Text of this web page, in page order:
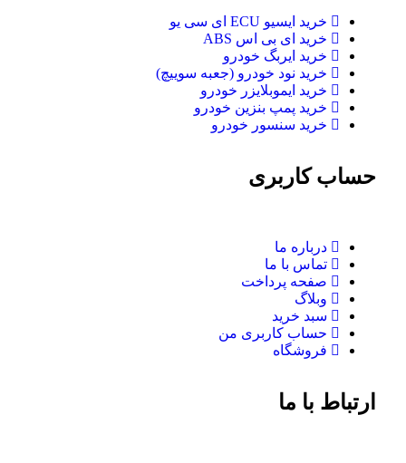
خرید ایسیو ECU ای سی یو
خرید ای بی اس ABS
خرید ایربگ خودرو
خرید نود خودرو (جعبه سوییچ)
خرید ایموبلایزر خودرو
خرید پمپ بنزین خودرو
خرید سنسور خودرو
حساب کاربری
درباره ما
تماس با ما
صفحه پرداخت
وبلاگ
سبد خرید
حساب کاربری من
فروشگاه
ارتباط با ما